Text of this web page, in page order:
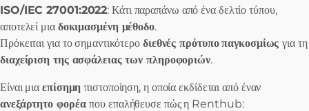
ISO/IEC 27001:2022: Κάτι παραπάνω από ένα δελτίο τύπου,
αποτελεί μια δοκιμασμένη μέθοδο.
Πρόκειται για το σημαντικότερο διεθνές πρότυπο παγκοσμίωςγια τη
διαχείριση της ασφάλειας των πληροφοριών.
Είναι μιαεπίσημηπιστοποίηση, η οποία εκδίδεται από έναν
ανεξάρτητο φορέαπου επαλήθευσε πώς η Renthub: